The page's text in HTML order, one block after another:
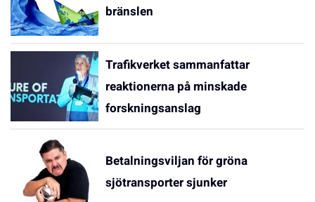
bränslen
Trafikverket sammanfattar
reaktionerna på minskade
forskningsanslag
Betalningsviljan för gröna
sjötransporter sjunker